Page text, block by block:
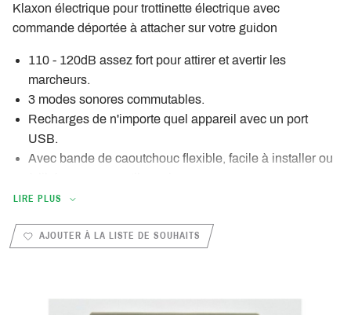
Klaxon électrique pour trottinette électrique avec
commande déportée à attacher sur votre guidon
110 - 120dB assez fort pour attirer et avertir les
marcheurs.
3 modes sonores commutables.
Recharges de n'importe quel appareil avec un port
USB.
Avec bande de caoutchouc flexible, facile à installer ou
Mini taille et poids léger, économiser de l'espace pour le
LIRE PLUS
AJOUTER À LA LISTE DE SOUHAITS